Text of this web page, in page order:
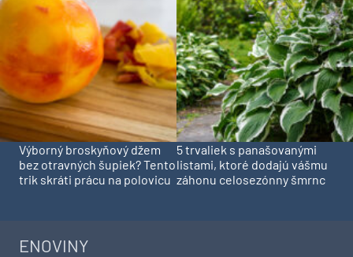
Výborný broskyňový džem
bez otravných šupiek? Tento
trik skráti prácu na polovicu
5 trvaliek s panašovanými
listami, ktoré dodajú vášmu
záhonu celosezónny šmrnc
ENOVINY